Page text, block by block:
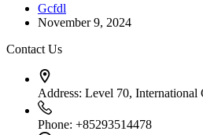
Gcfdl
November 9, 2024
Contact Us
Address: Level 70, International
Phone: +85293514478